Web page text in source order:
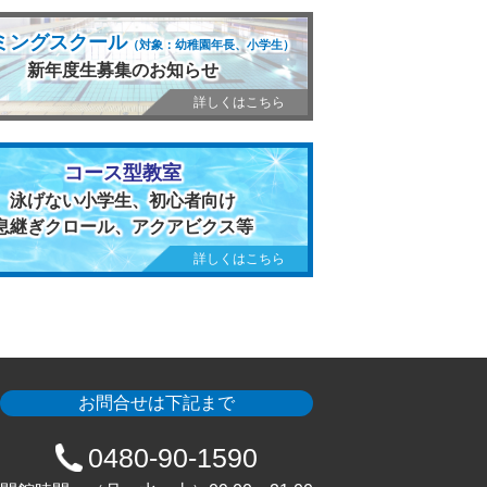
ングスクール（対象：幼稚園年長、小学生）
新年度生募集のお知らせ
詳しくはこちら
コース型教室
泳げない小学生、初心者向け
継ぎクロール、アクアビクス等
詳しくはこちら
お問合せは下記まで
0480-90-1590